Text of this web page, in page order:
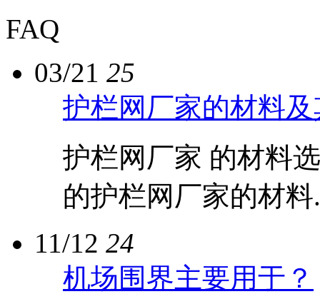
FAQ
03/21 25
护栏网厂家的材料
护栏网厂家 的材料
的护栏网厂家的材料
11/12 24
机场围界主要用于？